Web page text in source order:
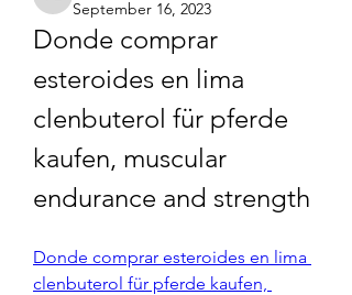
Pearlie Lofton
September 16, 2023
Donde comprar
esteroides en lima
clenbuterol für pferde
kaufen, muscular
endurance and strength
Donde comprar esteroides en lima
clenbuterol für pferde kaufen,